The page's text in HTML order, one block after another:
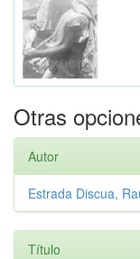
Otras
Autor
Estrada Discua,
Título